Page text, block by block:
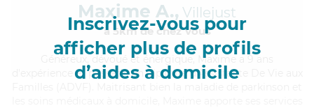
Inscrivez-vous pour
afficher plus de profils
d’aides à domicile
Maxime A., Villejust
à 5km de chez Vous
, dévoué et énergique, Maxime a 9 ans
d'expérience et possède un diplôme d'Assistante De Vie aux